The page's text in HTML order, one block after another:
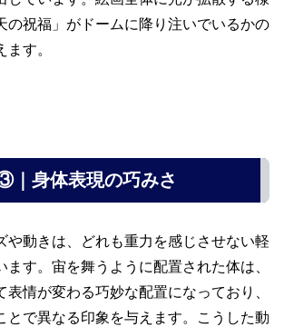
の祝福」がドームに降り注いでいるかの
す。
｜身体表現の巧みさ
や動きは、どれも重力を感じさせない軽
ます。宙を舞うように配置された体は、
表情が変わる巧妙な配置になっており、
とで異なる印象を与えます。こうした動